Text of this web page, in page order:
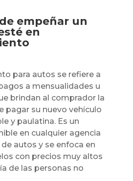
empeñar un
en
para autos se refiere a
a mensualidades u
brindan al comprador la
pagar su nuevo vehículo
y paulatina. Es un
en cualquier agencia
autos y se enfoca en
con precios muy altos
de las personas no